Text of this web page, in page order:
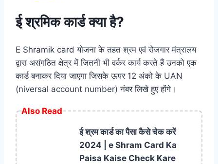
ई श्रमिक कार्ड क्या है?
E Shramik card योजना के तहत श्रम एवं रोजगार मंत्रालय
द्वारा असंगठित क्षेत्र में जितनी भी वर्कर कार्य करते हैं उनको एक
कार्ड बनाकर दिया जाएगा जिसके ऊपर 12 अंको के UAN
(niversal account number) नंबर लिखे हुए होंगे।
Also Read
ई श्रम कार्ड का पैसा कैसे चेक करें
2024 | e Shram Card Ka
Paisa Kaise Check Kare